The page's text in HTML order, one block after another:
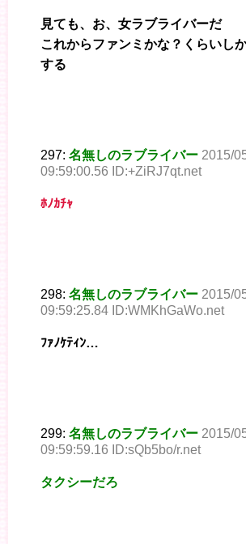
見ても、お、女ラブライバーだ
これからファンミかな？くらいし
する
297: 名無しのラブライバー 2015/
09:59:00.56 ID:+ZiRJ7qt.net
ﾎﾉｶﾁｬ
298: 名無しのラブライバー 2015/
09:59:25.84 ID:WMKhGaWo.net
ﾌｧﾉｹﾃｨﾝ…
299: 名無しのラブライバー 2015/
09:59:59.16 ID:sQb5bo/r.net
タクシーだろ